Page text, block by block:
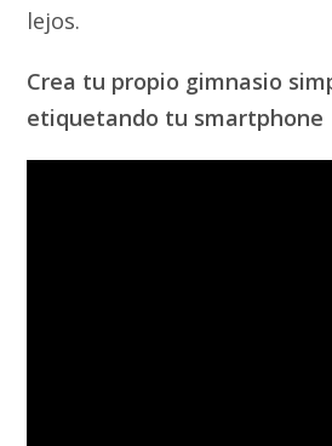
lejos.
Crea tu propio gimnasio
etiquetando tu smartphone